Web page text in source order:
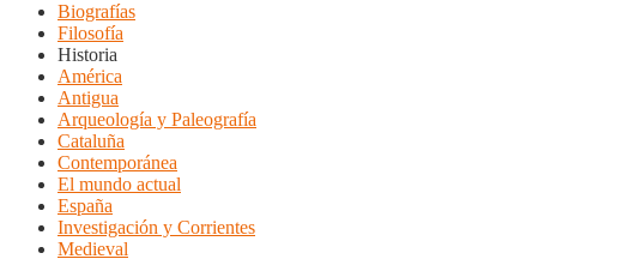
Biografías
Filosofía
Historia
América
Antigua
Arqueología y Paleografía
Cataluña
Contemporánea
El mundo actual
España
Investigación y Corrientes
Medieval